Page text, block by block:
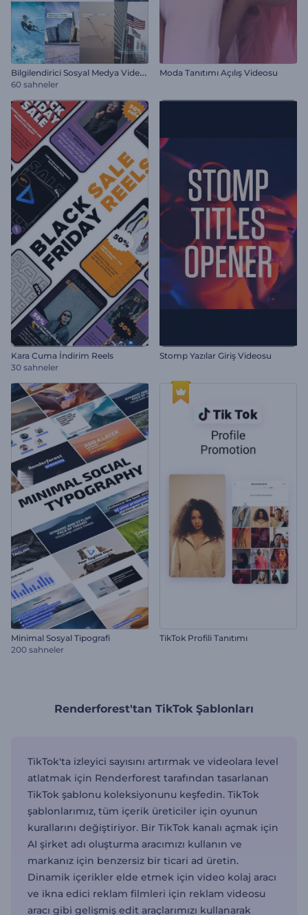
B
ilgilendirici Sosyal Medya Video Paketi
60 sahneler
Moda Tanıtımı Açılış Videosu
Kara Cuma İndirim Reels
30 sahneler
Stomp Yazılar Giriş Videosu
Minimal Sosyal Tipografi
200 sahneler
TikTok Profili Tanıtımı
Renderforest'tan TikTok Şablonları
TikTok'ta izleyici sayısını artırmak ve videolara level
atlatmak için Renderforest tarafından tasarlanan
TikTok şablonu koleksiyonunu keşfedin. TikTok
şablonlarımız, tüm içerik üreticiler için oyunun
kurallarını değiştiriyor. Bir TikTok kanalı açmak için
AI şirket adı oluşturma aracımızı kullanın ve
markanız için benzersiz bir ticari ad üretin.
Dinamik içerikler elde etmek için video kolaj aracı
ve ikna edici reklam filmleri için reklam videosu
aracı gibi gelişmiş edit araçlarımızı kullanarak